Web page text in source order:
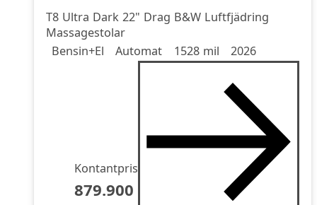
T8 Ultra Dark 22" Drag B&W Luftfjädring
Massagestolar
Drivmedel
Bensin+El
Drivmedel Automat
Miltal 1528 mil
årsmodell 2026
Kontantpris
879.900